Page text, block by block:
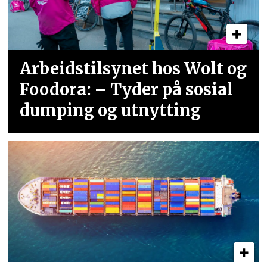
Arbeidstilsynet hos Wolt og
Foodora: – Tyder på sosial
dumping og utnytting